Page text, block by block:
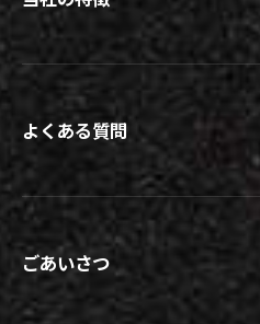
よくある質問
ごあいさつ